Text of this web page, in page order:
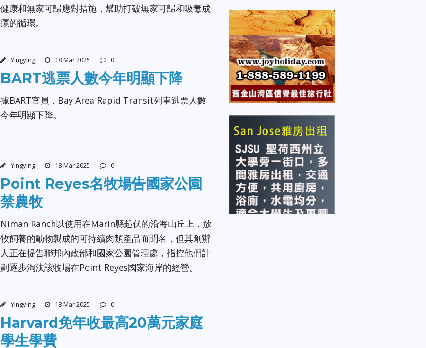
健康和無家可歸應對措施，幫助打破無家可歸和吸毒成
癮的循環。
Yingying 18 Mar 2025 0
BART逃票人數今年明顯下降
據BART官員，Bay Area Rapid Transit列車逃票人數
今年明顯下降。
Yingying 18 Mar 2025 0
Point Reyes名牧場告國家公園
禁農牧
Niman Ranch以使用在Marin縣起伏的沿海山丘上，放
牧飼養的動物製成的可持續肉類產品而聞名，但其創辦
人正在提告聯邦內政部和國家公園管理處，指控他們計
劃逐步淘汰該牧場在Point Reyes國家海岸的經營。
Yingying 18 Mar 2025 0
Harvard免年收最高20萬元家庭
學生學費